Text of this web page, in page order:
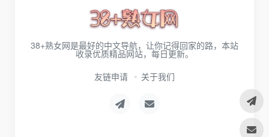
38+熟女网是最好的中文导航，让你记得回家的路，本站
收录优质精品网站，每日更新。
友链申请
关于我们